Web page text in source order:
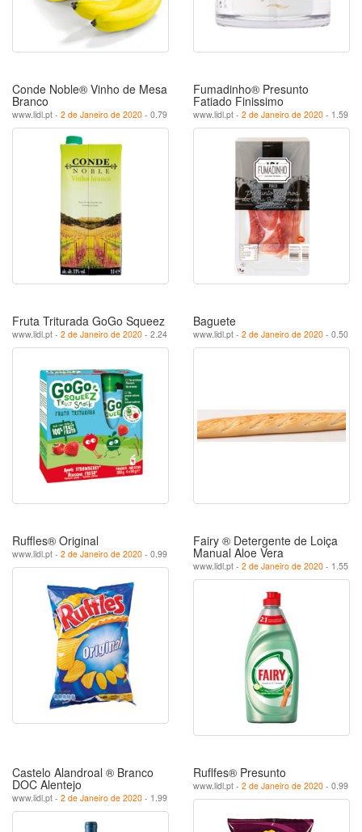
Conde Noble® Vinho de Mesa
Branco
www.lidl.pt - 2 de Janeiro de 2020 - 0.79
Fumadinho® Presunto
Fatiado Finissimo
www.lidl.pt - 2 de Janeiro de 2020 - 1.59
Fruta Triturada GoGo Squeez
www.lidl.pt - 2 de Janeiro de 2020 - 2.24
Baguete
www.lidl.pt - 2 de Janeiro de 2020 - 0.50
Ruffles® Original
www.lidl.pt - 2 de Janeiro de 2020 - 0.99
Fairy ® Detergente de Loiça
Manual Aloe Vera
www.lidl.pt - 2 de Janeiro de 2020 - 1.55
Castelo Alandroal ® Branco
DOC Alentejo
www.lidl.pt - 2 de Janeiro de 2020 - 1.99
Ruflfes® Presunto
www.lidl.pt - 2 de Janeiro de 2020 - 0.99